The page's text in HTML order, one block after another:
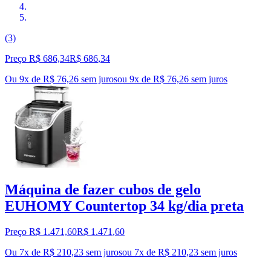
(3)
Preço R$ 686,34R$ 686,34
Ou 9x de R$ 76,26 sem jurosou 9x de R$ 76,26 sem juros
Máquina de fazer cubos de gelo
EUHOMY Countertop 34 kg/dia preta
Preço R$ 1.471,60R$ 1.471 ,60
Ou 7x de R$ 210,23 sem jurosou 7x de R$ 210,23 sem juros